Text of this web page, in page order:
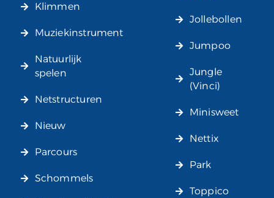
Klimmen
Muziekinstrument
Natuurlijk
spelen
Netstructuren
Nieuw
Parcours
Schommels
Jollebollen
Jumpoo
Jungle
(Vinci)
Minisweet
Nettix
Park
Toppico